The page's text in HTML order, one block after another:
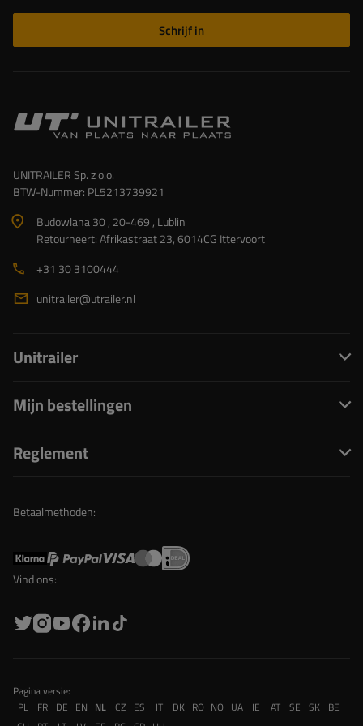
Schrijf in
UNITRAILER Sp. z o.o.
BTW-Nummer: PL5213739921
Budowlana 30 , 20-469 , Lublin
Retourneert: Afrikastraat 23, 6014CG Ittervoort
+31 30 3100444
unitrailer@utrailer.nl
Unitrailer
Mijn bestellingen
Reglement
Betaalmethoden:
Vind ons:
Pagina versie:
PL
FR DE EN NL CZ ES IT DK RO NO UA IE AT SE SK BE